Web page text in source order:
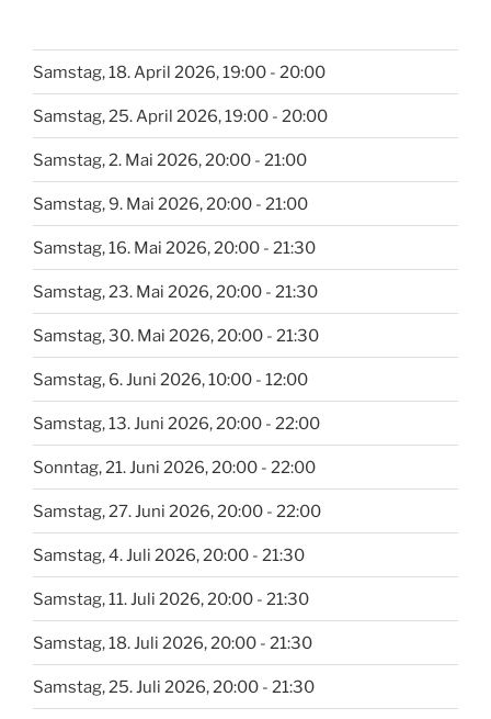
Samstag, 18. April 2026, 19:00 - 20:00
Samstag, 25. April 2026, 19:00 - 20:00
Samstag, 2. Mai 2026, 20:00 - 21:00
Samstag, 9. Mai 2026, 20:00 - 21:00
Samstag, 16. Mai 2026, 20:00 - 21:30
Samstag, 23. Mai 2026, 20:00 - 21:30
Samstag, 30. Mai 2026, 20:00 - 21:30
Samstag, 6. Juni 2026, 10:00 - 12:00
Samstag, 13. Juni 2026, 20:00 - 22:00
Sonntag, 21. Juni 2026, 20:00 - 22:00
Samstag, 27. Juni 2026, 20:00 - 22:00
Samstag, 4. Juli 2026, 20:00 - 21:30
Samstag, 11. Juli 2026, 20:00 - 21:30
Samstag, 18. Juli 2026, 20:00 - 21:30
Samstag, 25. Juli 2026, 20:00 - 21:30